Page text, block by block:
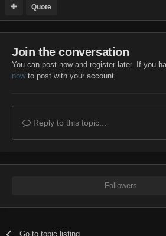
Quote
Join the conversation
You can post now and register later. If you
nowto post with your account.
Reply to this topic...
Followers
Go to topic listing